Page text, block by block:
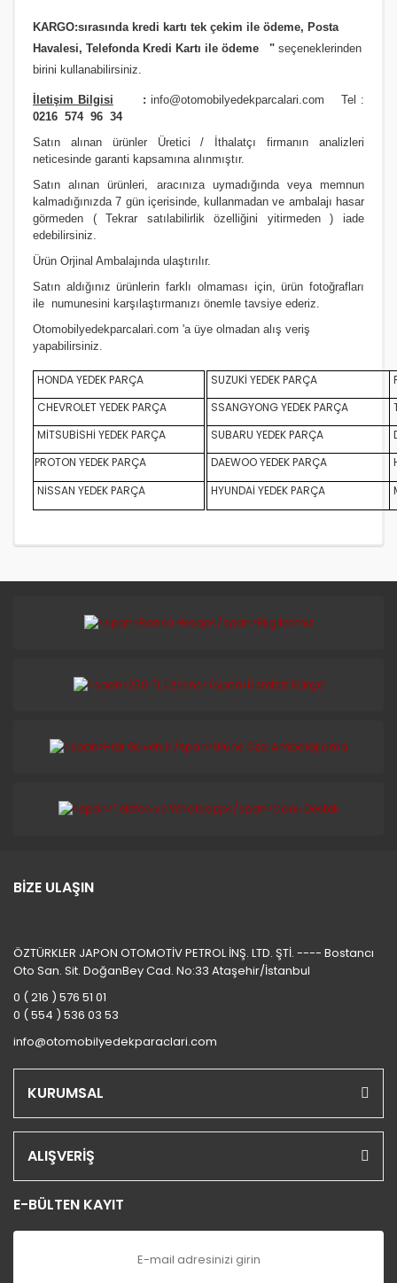
KARGO:sırasında kredi kartı tek çekim ile ödeme, Posta
Havalesi, Telefonda Kredi Kartı ile ödeme
" seçeneklerinden
birini kullanabilirsiniz.
İletişim Bilgisi : info@otomobilyedekparcalari.com Tel :
0216 574 96 34
Satın alınan ürünler Üretici / İthalatçı firmanın analizleri
neticesinde garanti kapsamına alınmıştır.
Satın alınan ürünleri, aracınıza uymadığında veya memnun
kalmadığınızda 7 gün içerisinde, kullanmadan ve ambalajı hasar
görmeden ( Tekrar satılabilirlik özelliğini yitirmeden ) iade
edebilirsiniz.
Ürün Orjinal Ambalajında ulaştırılır.
Satın aldığınız ürünlerin farklı olmaması için, ürün fotoğrafları
ile numunesini karşılaştırmanızı önemle tavsiye ederiz.
Otomobilyedekparcalari.com 'a üye olmadan alış veriş
yapabilirsiniz.
HONDA YEDEK PARÇA SUZUKİ YEDEK PARÇA
CHEVROLET YEDEK PARÇA
SSANGYONG YEDEK PARÇA
MİTSUBİSHİ YEDEK PARÇA
SUBARU YEDEK PARÇA
PROTON YEDEK PARÇA
DAEWOO YEDEK PARÇA
NİSSAN YEDEK PARÇA
HYUNDAİ YEDEK PARÇA
BİZE ULAŞIN
ÖZTÜRKLER JAPON OTOMOTİV PETROL İNŞ. LTD. ŞTİ. ---- Bostancı
Oto San. Sit. DoğanBey Cad. No:33 Ataşehir/İstanbul
0 ( 216 ) 576 51 01
0 ( 554 ) 536 03 53
info@otomobilyedekparaclari.com
KURUMSAL
ALIŞVERİŞ
E-BÜLTEN KAYIT